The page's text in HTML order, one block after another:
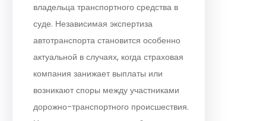
владельца транспортного средства в
суде. Независимая экспертиза
автотранспорта становится особенно
актуальной в случаях, когда страховая
компания занижает выплаты или
возникают споры между участниками
дорожно-транспортного происшествия.